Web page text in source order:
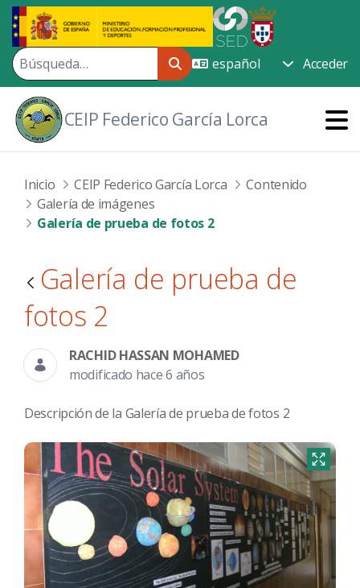
Saltar al contenido principal
Acceder
CEIP Federico García Lorca
Inicio CEIP Federico García Lorca
Contenido
Galería de imágenes
Galería de prueba de fotos 2
Galería de prueba de
fotos 2
RACHID HASSAN MOHAMED
modificado hace 6 años
Descripción de la Galería de prueba de fotos 2